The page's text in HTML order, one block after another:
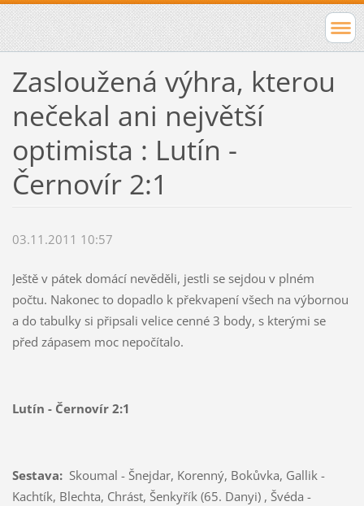
Zasloužená výhra, kterou
nečekal ani největší
optimista : Lutín -
Černovír 2:1
03.11.2011 10:57
Ještě v pátek domácí nevěděli, jestli se sejdou v plném
počtu. Nakonec to dopadlo k překvapení všech na výbornou
a do tabulky si připsali velice cenné 3 body, s kterými se
před zápasem moc nepočítalo.
Lutín - Černovír 2:1
Sestava: Skoumal - Šnejdar, Korenný, Bokůvka, Gallik -
Kachtík, Blechta, Chrást, Šenkyřík (65. Danyi) , Švéda -